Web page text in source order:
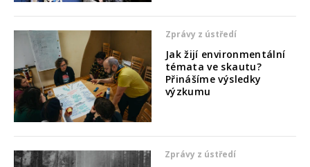
Zprávy z ústředí
Jak žijí environmentální
témata ve skautu?
Přinášíme výsledky
výzkumu
Zprávy z ústředí